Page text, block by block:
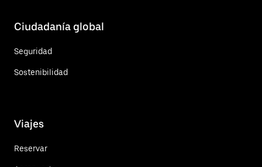
Ciudadanía global
Seguridad
Sostenibilidad
Viajes
Reservar